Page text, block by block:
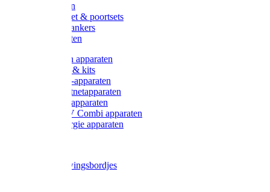
Poortgrepen
Doorgangset & poortsets
Poortgreepankers
Weidepoorten
Onderdelen apparaten
Starter sets & kits
9V Batterij-apparaten
230V Lichtnetapparaten
12V Accu-apparaten
230V / 12V Combi apparaten
Zonne-energie apparaten
Waarschuwingsbordjes